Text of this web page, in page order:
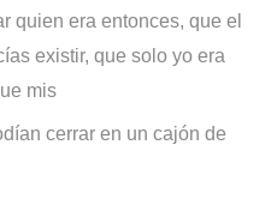
quien era entonces, que el
existir, que solo yo era
mis
cerrar en un cajón de